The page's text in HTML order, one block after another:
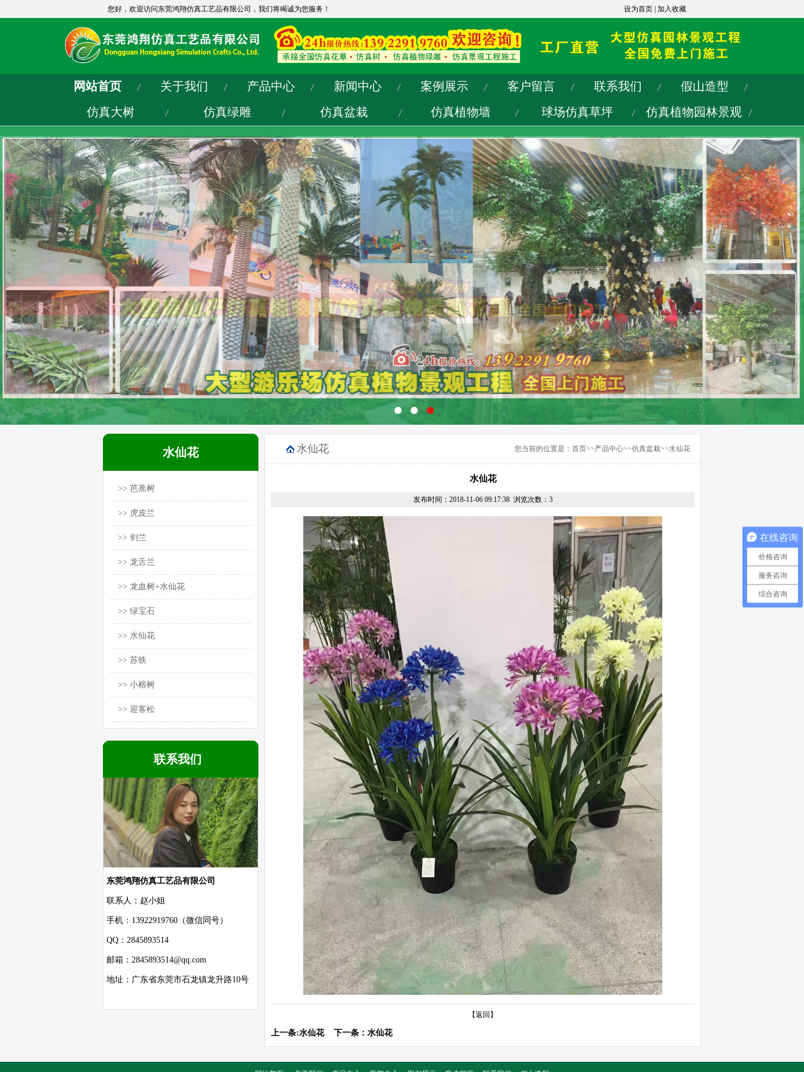
您好，欢迎访问东莞鸿翔仿真工艺品有限公司，我们将竭诚为您服务！ 设为首页 加入收藏
网站首页 关于我们 产品中心 新闻中心 案例展示 客户留言 联系我们
假山造型
仿真大树
仿真绿雕 仿真盆栽 仿真植物墙 球场仿真草坪 仿真植物园林景观
● ● ●
水仙花
>> 芭蕉树
>> 虎皮兰
>> 剑兰
>> 龙舌兰
>> 龙血树+水仙花
>> 绿宝石
>> 水仙花
>> 苏铁
>> 小榕树
>> 迎客松
联系我们
东莞鸿翔仿真工艺品有限公司
联系人：赵小姐
手机：13922919760（微信同号）
QQ：2845893514
邮箱：2845893514@qq.com
地址：广东省东莞市石龙镇龙升路10号
水仙花 您当前的位置是： 首页>>产品中心>>仿真盆栽>>水仙花
水仙花
发布时间：2018-11-06 09:17:38 浏览次数： 3
【返回】
上一条:水仙花下一条： 水仙花
在线咨询
价格咨询
服务咨询
综合咨询